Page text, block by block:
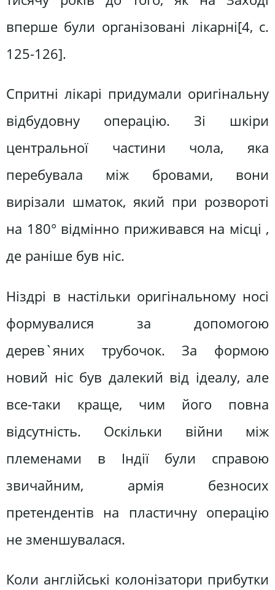
вперше були організовані лікарні[4, c.
125-126].
Спритні лікарі придумали оригінальну
відбудовну операцію. Зі шкіри
центральної частини чола, яка
перебувала між бровами, вони
вирізали шматок, який при розвороті
на 180° відмінно приживався на місці ,
де раніше був ніс.
Ніздрі в настільки оригінальному носі
формувалися за допомогою
дерев`яних трубочок. За формою
новий ніс був далекий від ідеалу, але
все-таки краще, чим його повна
відсутність. Оскільки війни між
племенами в Індії були справою
звичайним, армія безносих
претендентів на пластичну операцію
не зменшувалася.
Коли англійські колонізатори прибутки